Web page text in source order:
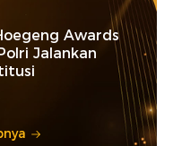
Awards
Jalankan